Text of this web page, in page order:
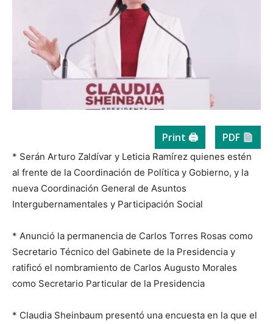
Print 🖨 PDF
* Serán Arturo Zaldívar y Leticia Ramírez quienes estén
al frente de la Coordinación de Política y Gobierno, y la
nueva Coordinación General de Asuntos
Intergubernamentales y Participación Social
* Anunció la permanencia de Carlos Torres Rosas como
Secretario Técnico del Gabinete de la Presidencia y
ratificó el nombramiento de Carlos Augusto Morales
como Secretario Particular de la Presidencia
* Claudia Sheinbaum presentó una encuesta en la que el